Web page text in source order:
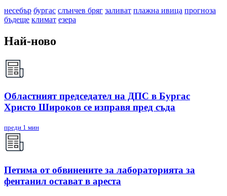
несебър бургас слънчев бряг заливат плажна ивица прогноза
бъдеще климат езера
Най-ново
Областният председател на ДПС в Бургас
Христо Широков се изправя пред съда
преди 1 мин
Петима от обвинените за лабораторията за
фентанил остават в ареста